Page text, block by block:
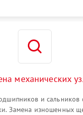
механических
и сальников
Замена изношенных